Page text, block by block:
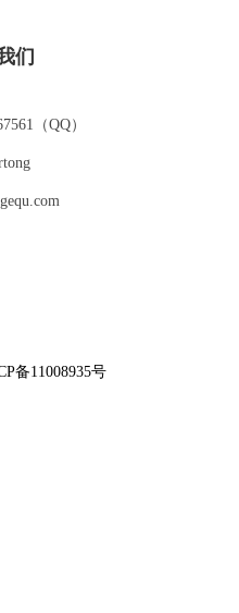
们
（QQ）
备11008935号